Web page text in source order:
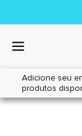
Adicione seu
produtos
Home|Cães|